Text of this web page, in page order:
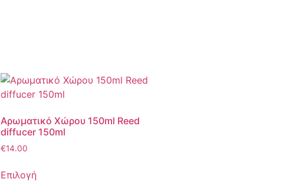
Αρωματικό Χώρου 150ml Reed
diffucer 150ml
€14.00
Επιλογή